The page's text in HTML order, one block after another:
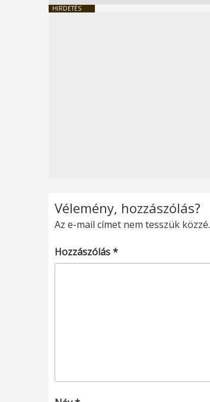
HIRDETÉS
Vélemény, hozzászólás?
Az e-mail címet nem tesszük közzé.
Hozzászólás*